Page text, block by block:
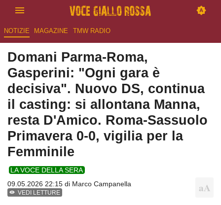
NOTIZIE MAGAZINE TMW RADIO
Domani Parma-Roma,
Gasperini: "Ogni gara è
decisiva". Nuovo DS, continua
il casting: si allontana Manna,
resta D'Amico. Roma-Sassuolo
Primavera 0-0, vigilia per la
Femminile
LA VOCE DELLA SERA
09.05.2026 22:15 di Marco Campanella
VEDI LETTURE